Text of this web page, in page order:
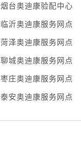
烟台奥迪康验配中心
临沂奥迪康服务网点
菏泽奥迪康服务网点
聊城奥迪康服务网点
枣庄奥迪康服务网点
泰安奥迪康服务网点